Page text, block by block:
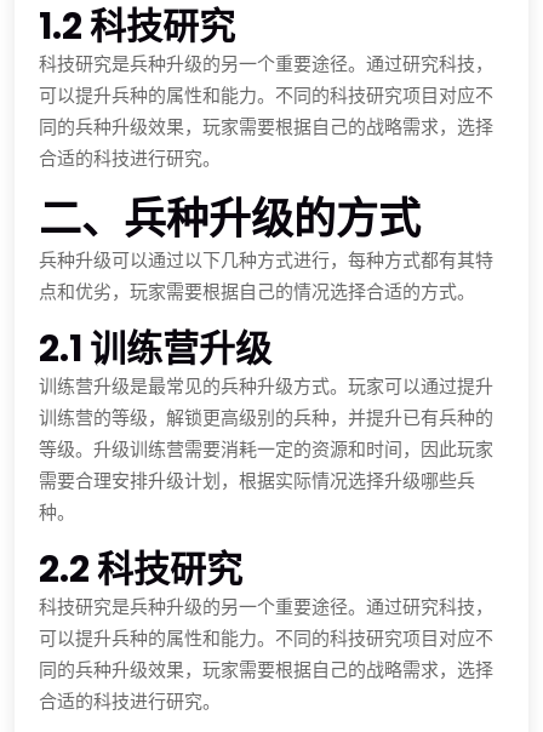
1.2 科技研究
科技研究是兵种升级的另一个重要途径。通过研究科技，
可以提升兵种的属性和能力。不同的科技研究项目对应不
同的兵种升级效果，玩家需要根据自己的战略需求，选择
合适的科技进行研究。
二、兵种升级的方式
兵种升级可以通过以下几种方式进行，每种方式都有其特
点和优劣，玩家需要根据自己的情况选择合适的方式。
2.1 训练营升级
训练营升级是最常见的兵种升级方式。玩家可以通过提升
训练营的等级，解锁更高级别的兵种，并提升已有兵种的
等级。升级训练营需要消耗一定的资源和时间，因此玩家
需要合理安排升级计划，根据实际情况选择升级哪些兵
种。
2.2 科技研究
科技研究是兵种升级的另一个重要途径。通过研究科技，
可以提升兵种的属性和能力。不同的科技研究项目对应不
同的兵种升级效果，玩家需要根据自己的战略需求，选择
合适的科技进行研究。